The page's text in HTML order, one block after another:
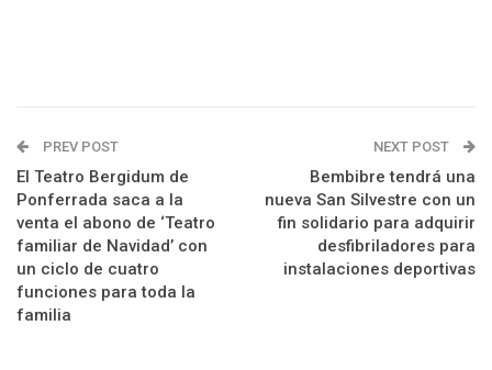
PREV POST
El Teatro Bergidum de
Ponferrada saca a la
venta el abono de ‘Teatro
familiar de Navidad’ con
un ciclo de cuatro
funciones para toda la
familia
NEXT POST
Bembibre tendrá una
nueva San Silvestre con un
fin solidario para adquirir
desfibriladores para
instalaciones deportivas